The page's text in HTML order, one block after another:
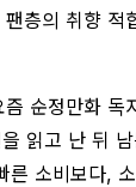
층의 취향 적
순정만화 독
읽고 난 뒤
른 소비보다,